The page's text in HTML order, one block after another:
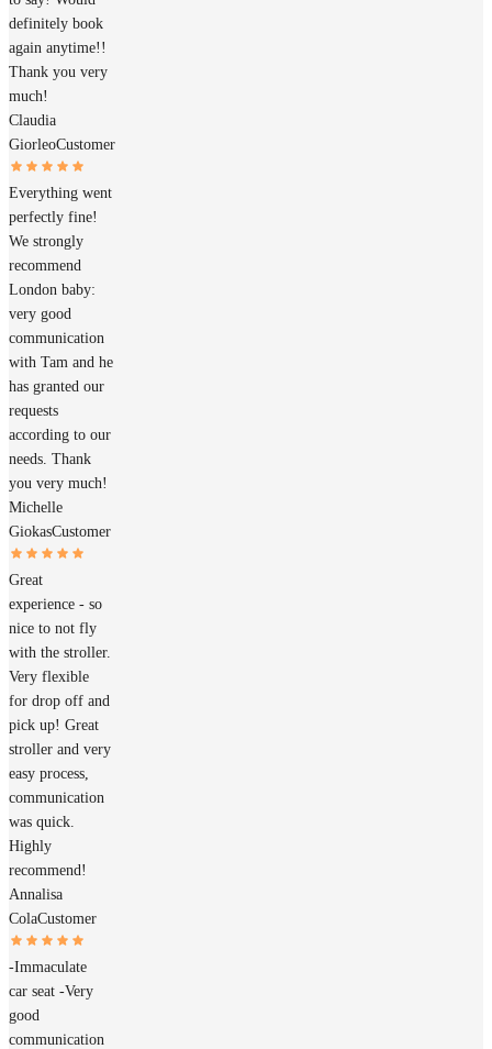
definitely book
again anytime!!
Thank you very
much!
Claudia
GiorleoCustomer
Everything went
perfectly fine!
We strongly
recommend
London baby:
very good
communication
with Tam and he
has granted our
requests
according to our
needs. Thank
you very much!
Michelle
GiokasCustomer
Great
experience - so
nice to not fly
with the stroller.
Very flexible
for drop off and
pick up! Great
stroller and very
easy process,
communication
was quick.
Highly
recommend!
Annalisa
ColaCustomer
-Immaculate
car seat -Very
good
communication